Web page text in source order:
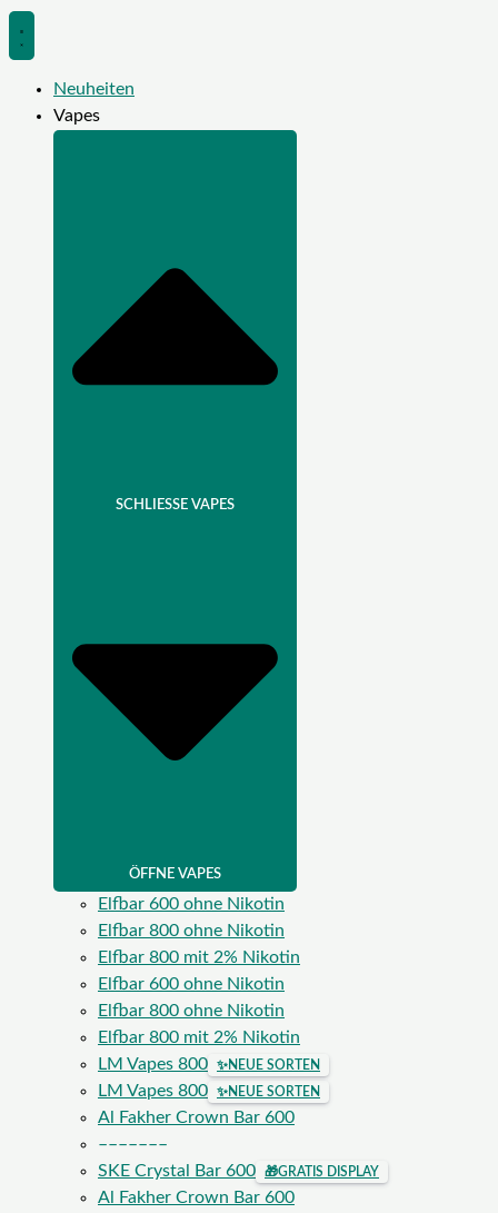
Neuheiten
Vapes
SCHLIESSE VAPES
ÖFFNE VAPES
Elfbar 600 ohne Nikotin
Elfbar 800 ohne Nikotin
Elfbar 800 mit 2% Nikotin
Elfbar 600 ohne Nikotin
Elfbar 800 ohne Nikotin
Elfbar 800 mit 2% Nikotin
LM Vapes 800
✨NEUE SORTEN
LM Vapes 800 ✨NEUE SORTEN
Al Fakher Crown Bar 600
–––––––
SKE Crystal Bar 600
🎁GRATIS DISPLAY
Al Fakher Crown Bar 600